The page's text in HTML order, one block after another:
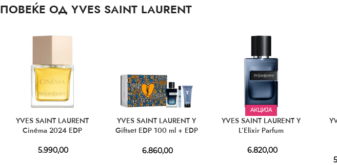
ПОВЕЌЕ ОД YVES SAINT LAURENT
YVES SAINT LAURENT
Cinéma 2024 EDP
5.990,00
YVES SAINT LAURENT Y
Giftset EDP 100 ml + EDP
6.860,00
АКЦИЈА
YVES SAINT LAURENT Y
L’Elixir Parfum
6.820,00